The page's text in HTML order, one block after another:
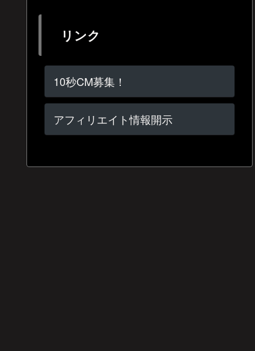
リンク
10秒CM募集！
アフィリエイト情報開示